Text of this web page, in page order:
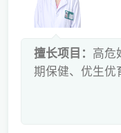
擅长项目： 高危
期保健、优生优